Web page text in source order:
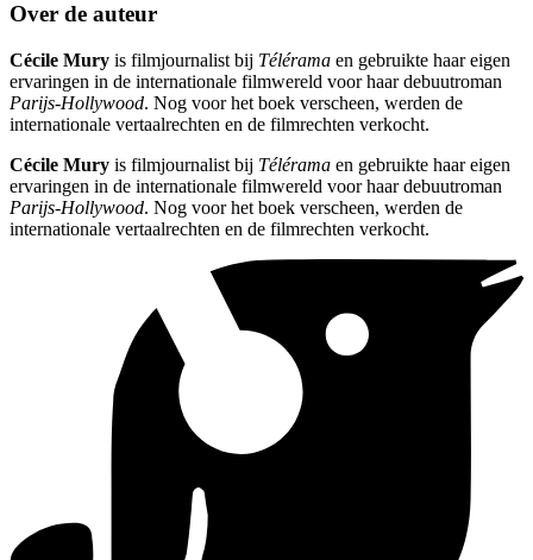
Over de auteur
Cécile Mury is filmjournalist bij Télérama en gebruikte haar eigen
ervaringen in de internationale filmwereld voor haar debuutroman
Parijs-Hollywood. Nog voor het boek verscheen, werden de
internationale vertaalrechten en de filmrechten verkocht.
Cécile Mury is filmjournalist bij Télérama en gebruikte haar eigen
ervaringen in de internationale filmwereld voor haar debuutroman
Parijs-Hollywood. Nog voor het boek verscheen, werden de
internationale vertaalrechten en de filmrechten verkocht.